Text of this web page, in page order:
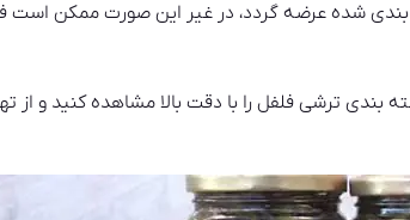
شده عرضه گردد، در غیر این صورت ممکن است
بندی ترشی فلفل را با دقت بالا مشاهده کنید و از